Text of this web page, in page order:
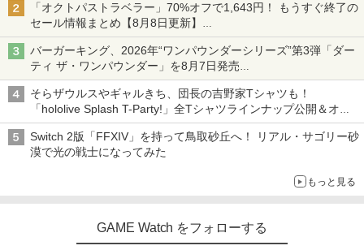
「オクトパストラベラー」70%オフで1,643円！ もうすぐ終了の
セール情報まとめ【8月8日更新】
ニンテンドーeショップでは「大神 絶景版」が67%オフで990円
バーガーキング、2026年“ワンパウンダーシリーズ”第3弾「ダー
ティ ザ・ワンパウンダー」を8月7日発売
「特製ガーリックマヨソース」を使用した超大型チーズバーガー
そらザウルスやギャルきち、団長の吉野家Tシャツも！
「hololive Splash T-Party!」全Tシャツラインナップ公開＆オン
ライン販売開始
Switch 2版「FFXIV」を持って鳥取砂丘へ！ リアル・サゴリー砂
漠で光の戦士になってみた
もっと見る
GAME Watch をフォローする